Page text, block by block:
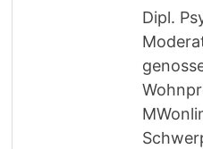
Dipl.